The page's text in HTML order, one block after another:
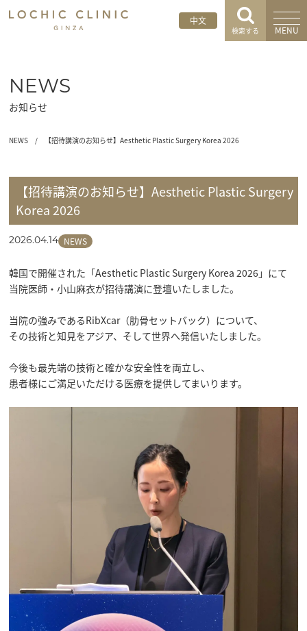
中文
検索する MENU
NEWS
お知らせ
NEWS / 【招待講演のお知らせ】Aesthetic Plastic Surgery Korea 2026
【招待講演のお知らせ】Aesthetic Plastic Surgery
Korea 2026
2026.04.14 NEWS
韓国で開催された「Aesthetic Plastic Surgery Korea 2026」にて
当院医師・小山麻衣が招待講演に登壇いたしました。
当院の強みであるRibXcar（肋骨セットバック）について、
その技術と知見をアジア、そして世界へ発信いたしました。
今後も最先端の技術と確かな安全性を両立し、
患者様にご満足いただける医療を提供してまいります。